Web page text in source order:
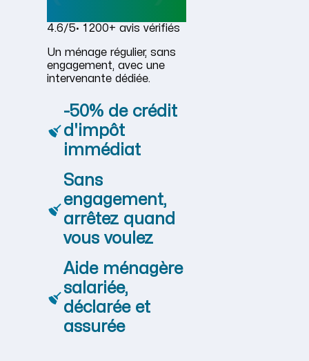
4.6/5· 1 200+ avis vérifiés
Un ménage régulier, sans
engagement, avec une
intervenante dédiée.
-50% de crédit
d'impôt
immédiat
Sans
engagement,
arrêtez quand
vous voulez
Aide ménagère
salariée,
déclarée et
assurée